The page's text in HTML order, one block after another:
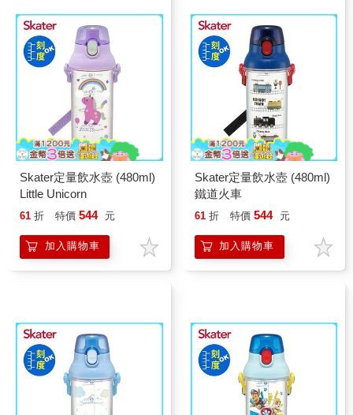
Skater定量飲水壺 (480ml)
Little Unicorn
61 折 特價 544 元
加入購物車
Skater定量飲水壺 (480ml)
鐵道火車
61 折 特價 544 元
加入購物車